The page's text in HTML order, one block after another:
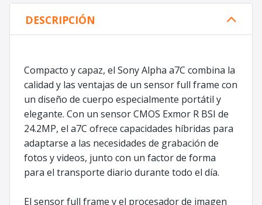
DESCRIPCIÓN
Compacto y capaz, el Sony Alpha a7C combina la
calidad y las ventajas de un sensor full frame con
un diseño de cuerpo especialmente portátil y
elegante. Con un sensor CMOS Exmor R BSI de
24.2MP, el a7C ofrece capacidades híbridas para
adaptarse a las necesidades de grabación de
fotos y videos, junto con un factor de forma
para el transporte diario durante todo el día.
El sensor full frame y el procesador de imagen